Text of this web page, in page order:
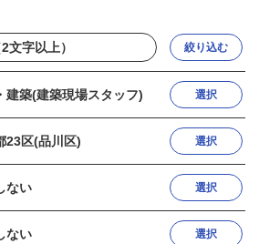
絞り込む
建築(建築現場スタッフ) 選択
23区(品川区) 選択
ない 選択
ない 選択